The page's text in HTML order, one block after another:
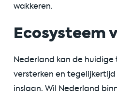
wakkeren.
Ecosysteem
Nederland kan de huidige
versterken en
inslaan. Wil Nederland